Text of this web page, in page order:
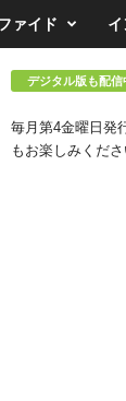
ァイド
デジタル版も配信
毎月第4金曜日発
もお楽しみくださ